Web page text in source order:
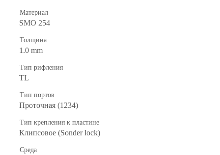
Материал
SMO 254
Толщина
1.0 mm
Тип рифления
TL
Тип портов
Проточная (1234)
Тип крепления к пластине
Клипсовое (Sonder lock)
Среда